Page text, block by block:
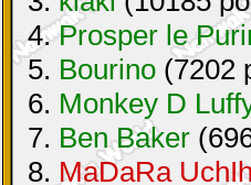
4.Prosper le
5. Bourino (7202
6. Monkey D
7. Ben Baker
8. MaDaRa